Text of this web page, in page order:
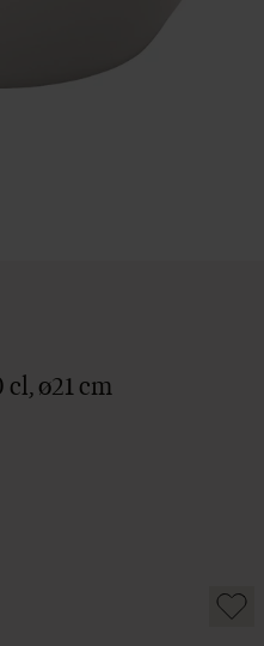
ø21 cm